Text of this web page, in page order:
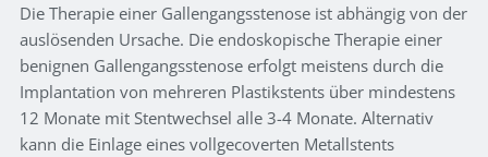
Die Therapie einer Gallengangsstenose ist abhängig von der
auslösenden Ursache. Die endoskopische Therapie einer
benignen Gallengangsstenose erfolgt meistens durch die
Implantation von mehreren Plastikstents über mindestens
12 Monate mit Stentwechsel alle 3-4 Monate. Alternativ
kann die Einlage eines vollgecoverten Metallstents